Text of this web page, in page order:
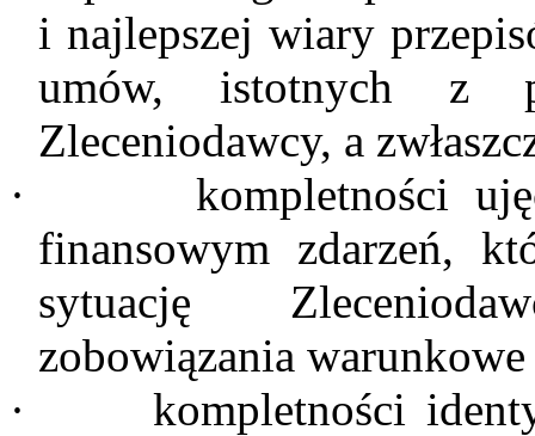
i najlepszej wiary
umów, istotnych z
Zleceniodawcy, a
·
kompletności
finansowym zdarzeń,
sytuację
zobowiązania
·
kompletności